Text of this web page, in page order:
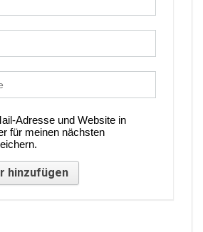
Adresse und Website in
für meinen nächsten